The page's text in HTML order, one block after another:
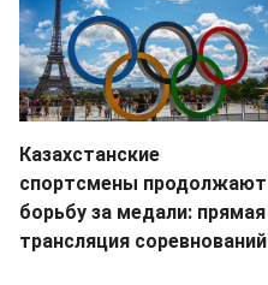
Казахстанские
спортсмены продолжают
борьбу за медали: прямая
трансляция соревнований